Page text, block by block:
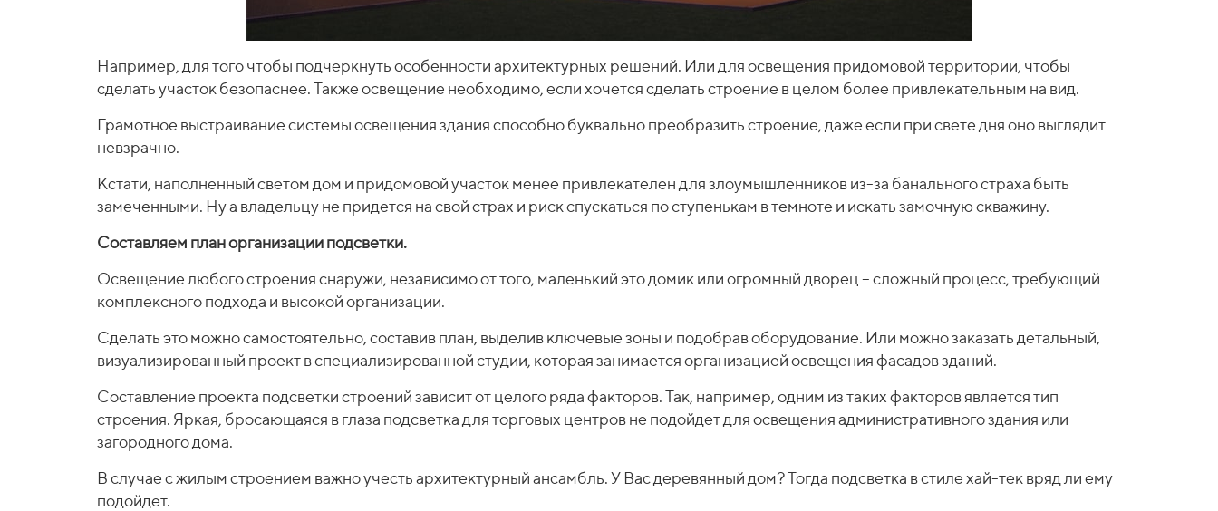
Например, для того чтобы подчеркнуть особенности архитектурных решений. Или для освещения придомовой территории, чтобы
сделать участок безопаснее. Также освещение необходимо, если хочется сделать строение в целом более привлекательным на вид.
Грамотное выстраивание системы освещения здания способно буквально преобразить строение, даже если при свете дня оно выглядит
невзрачно.
Кстати, наполненный светом дом и придомовой участок менее привлекателен для злоумышленников из-за банального страха быть
замеченными. Ну а владельцу не придется на свой страх и риск спускаться по ступенькам в темноте и искать замочную скважину.
Составляем план организации подсветки.
Освещение любого строения снаружи, независимо от того, маленький это домик или огромный дворец – сложный процесс, требующий
комплексного подхода и высокой организации.
Сделать это можно самостоятельно, составив план, выделив ключевые зоны и подобрав оборудование. Или можно заказать детальный,
визуализированный проект в специализированной студии, которая занимается организацией освещения фасадов зданий.
Составление проекта подсветки строений зависит от целого ряда факторов. Так, например, одним из таких факторов является тип
строения. Яркая, бросающаяся в глаза подсветка для торговых центров не подойдет для освещения административного здания или
загородного дома.
В случае с жилым строением важно учесть архитектурный ансамбль. У Вас деревянный дом? Тогда подсветка в стиле хай-тек вряд ли ему
подойдет.